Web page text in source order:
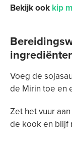
Bekijk ook kip
Voeg de
de Mirin toe en
Zet het vuur
de kook en blijf